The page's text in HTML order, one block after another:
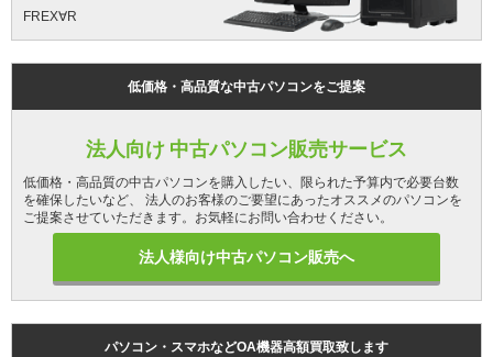
FREX∀R
低価格・高品質な中古パソコンをご提案
法人向け 中古パソコン販売サービス
低価格・高品質の中古パソコンを購入したい、限られた予算内で必要台数
を確保したいなど、 法人のお客様のご要望にあったオススメのパソコンを
ご提案させていただきます。お気軽にお問い合わせください。
法人様向け中古パソコン販売へ
パソコン・スマホなどOA機器高額買取致します